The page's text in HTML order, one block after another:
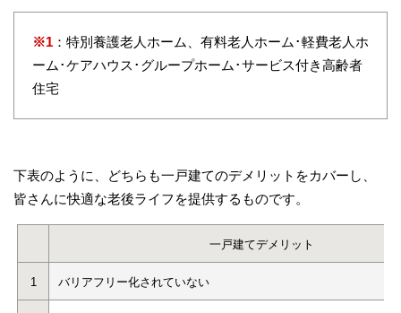
※1 ：特別養護老人ホーム、有料老人ホーム･軽費老人ホ
ーム･ケアハウス･グループホーム･サービス付き高齢者
住宅
下表のように、どちらも一戸建てのデメリットをカバーし、
皆さんに快適な老後ライフを提供するものです。
一戸建てデメリット
1 バリアフリー化されていない